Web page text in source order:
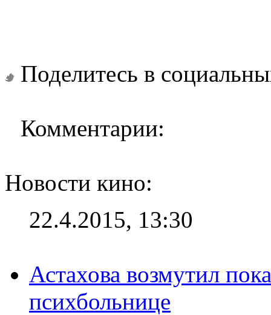
Поделитесь в
Комментарии:
Новости кино:
22.4.2015, 13:30
Астахова возмутил
психбольнице